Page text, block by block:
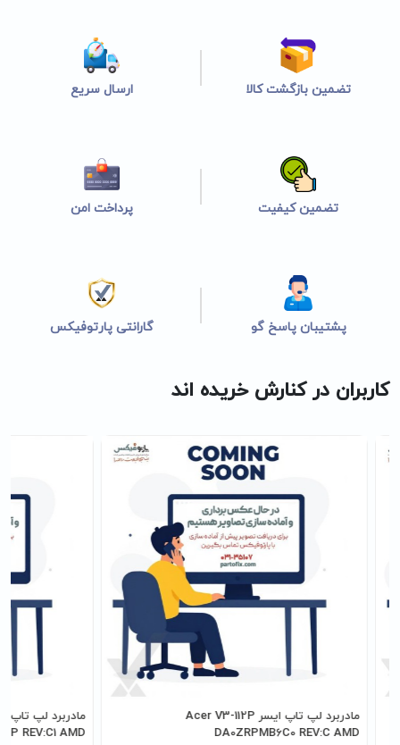
تضمین بازگشت کالا ارسال سریع
تضمین کیفیت پرداخت امن
پشتیبان پاسخ گو گارانتی پارتوفیکس
کاربران در کنارش خریده اند
مادربرد لپ تاپ ایسر Acer V3-112P
DA0ZRPMB6C0 REV:C AMD
REV:C1 AMD